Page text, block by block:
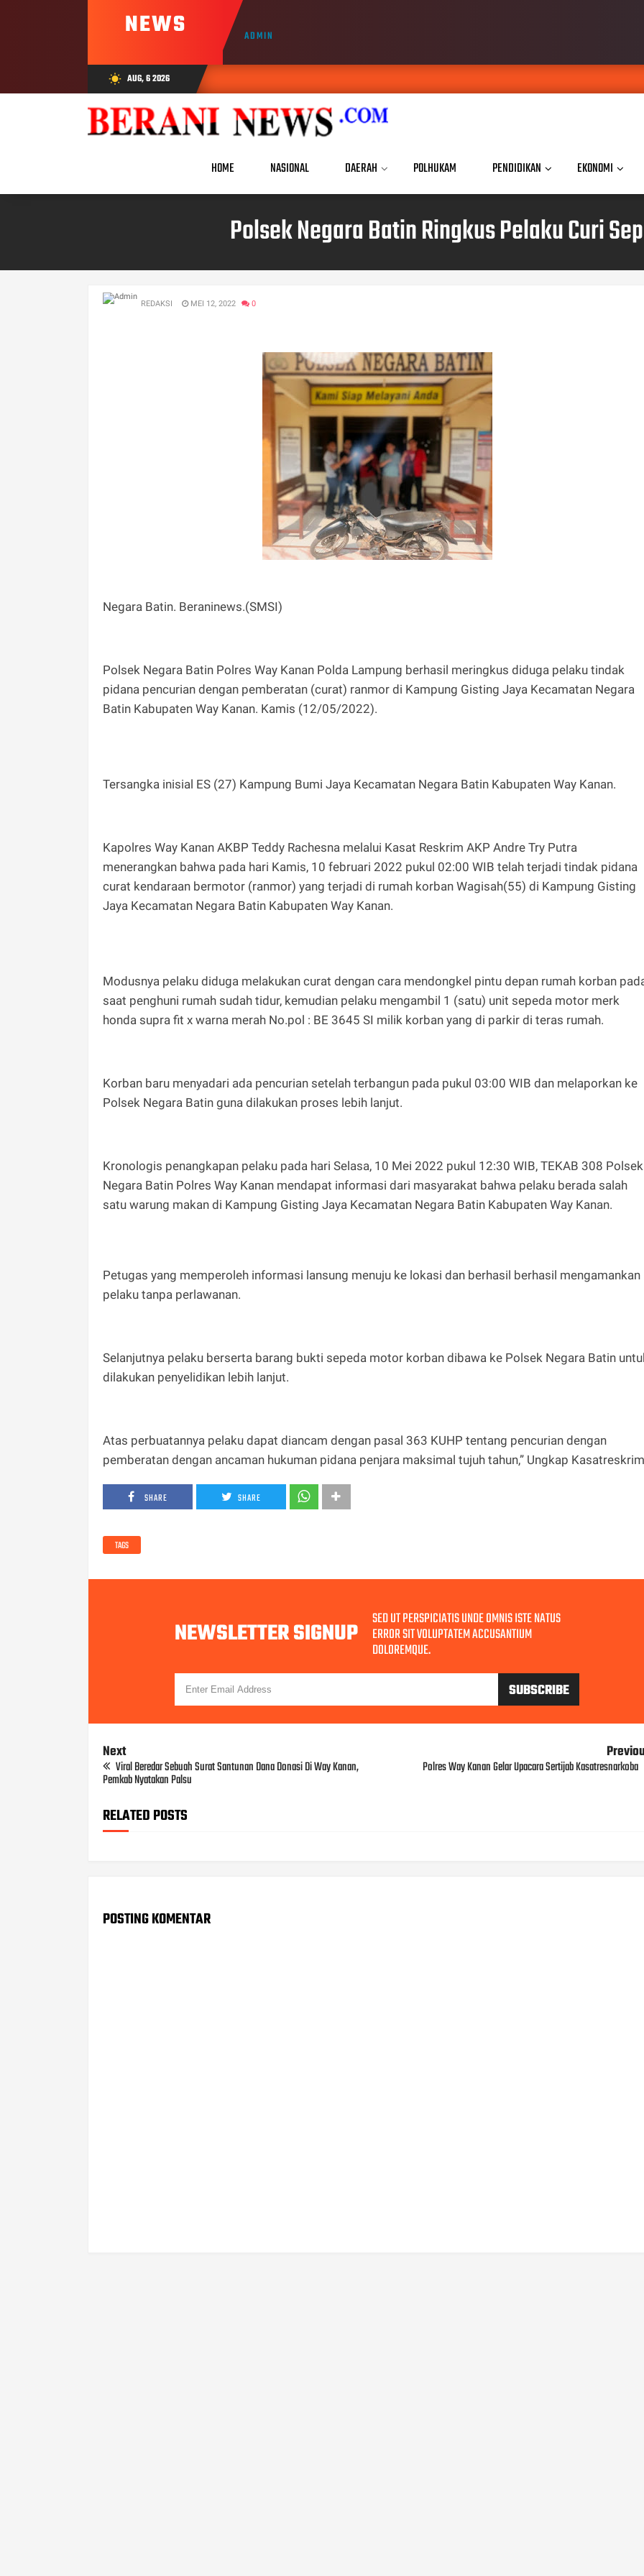
NEWS ADMIN
wb_sunny AUG, 6 2026
HOME NASIONAL DAERAH POLHUKAM PENDIDIKAN EKONOMI
Polsek Negara Batin Ringkus Pelaku Curi
REDAKSI MEI 12, 2022 0
Negara Batin. Beraninews.(SMSI)
Polsek Negara Batin Polres Way Kanan Polda Lampung berhasil meringkus diduga pelaku tindak
pidana pencurian dengan pemberatan (curat) ranmor di Kampung Gisting Jaya Kecamatan Negara
Batin Kabupaten Way Kanan. Kamis (12/05/2022).
Tersangka inisial ES (27) Kampung Bumi Jaya Kecamatan Negara Batin Kabupaten Way Kanan.
Kapolres Way Kanan AKBP Teddy Rachesna melalui Kasat Reskrim AKP Andre Try Putra
menerangkan bahwa pada hari Kamis, 10 februari 2022 pukul 02:00 WIB telah terjadi tindak pidana
curat kendaraan bermotor (ranmor) yang terjadi di rumah korban Wagisah(55) di Kampung Gisting
Jaya Kecamatan Negara Batin Kabupaten Way Kanan.
Modusnya pelaku diduga melakukan curat dengan cara mendongkel pintu depan rumah korban
saat penghuni rumah sudah tidur, kemudian pelaku mengambil 1 (satu) unit sepeda motor merk
honda supra fit x warna merah No.pol : BE 3645 SI milik korban yang di parkir di teras rumah.
Korban baru menyadari ada pencurian setelah terbangun pada pukul 03:00 WIB dan melaporkan ke
Polsek Negara Batin guna dilakukan proses lebih lanjut.
Kronologis penangkapan pelaku pada hari Selasa, 10 Mei 2022 pukul 12:30 WIB, TEKAB 308 Polsek
Negara Batin Polres Way Kanan mendapat informasi dari masyarakat bahwa pelaku berada salah
satu warung makan di Kampung Gisting Jaya Kecamatan Negara Batin Kabupaten Way Kanan.
Petugas yang memperoleh informasi lansung menuju ke lokasi dan berhasil berhasil mengamankan
pelaku tanpa perlawanan.
Selanjutnya pelaku berserta barang bukti sepeda motor korban dibawa ke Polsek Negara Batin
dilakukan penyelidikan lebih lanjut.
Atas perbuatannya pelaku dapat diancam dengan pasal 363 KUHP tentang pencurian dengan
pemberatan dengan ancaman hukuman pidana penjara maksimal tujuh tahun,” Ungkap
SHARE SHARE
TAGS
NEWSLETTER SIGNUP SED UT PERSPICIATIS UNDE OMNIS ISTE NATUS
ERROR SIT VOLUPTATEM ACCUSANTIUM
DOLOREMQUE.
Next
Viral Beredar Sebuah Surat Santunan Dana Donasi Di Way Kanan,
Pemkab Nyatakan Palsu
Polres Way Kanan Gelar Upacara Sertijab Kasatresnarkoba
RELATED POSTS
POSTING KOMENTAR